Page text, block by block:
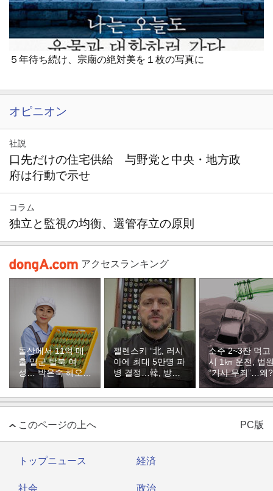
５年待ち続け、宗廟の絶対美を１枚の写真に
オピニオン
社説
口先だけの住宅供給 与野党と中央・地方政
府は行動で示せ
コラム
独立と監視の均衡、選管存立の原則
アクセスランキング
돌산에서 11억 매
출 일군 탈북 여
성… 박은숙 해오름
푸드 대표의 인생
온 이웃]
젤렌스키 “北, 러시
아에 최대 5만명 파
병 결정…韓, 방공
지원해달라”
소주 2~3잔 먹고
시 1㎞ 운전, 법
“기사 무죄”…왜?
このページの上へ PC版
トップニュース 経済
社会 政治